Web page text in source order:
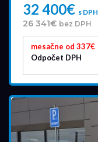
32 400€ s DPH
26 341€ bez DPH
mesačne od 337€
Odpočet DPH